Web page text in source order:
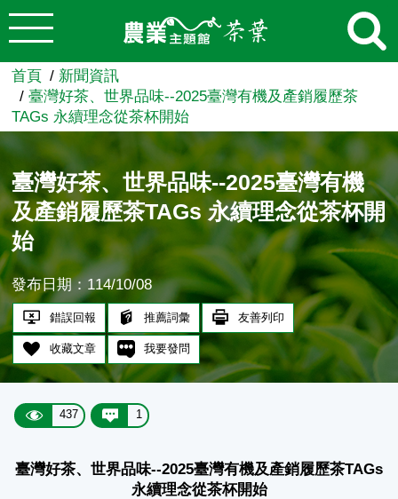
跳到主要內容
農業知識入口網
首頁
新聞資訊
臺灣好茶、世界品味--2025臺灣有機及產銷履歷茶
TAGs 永續理念從茶杯開始
臺灣好茶、世界品味--2025臺灣有機
及產銷履歷茶TAGs 永續理念從茶杯開
始
發布日期：114/10/08
錯誤回報 推薦詞彙 友善列印
收藏文章 我要發問
437 1
臺灣好茶、世界品味--2025臺灣有機及產銷履歷茶TAGs
永續理念從茶杯開始